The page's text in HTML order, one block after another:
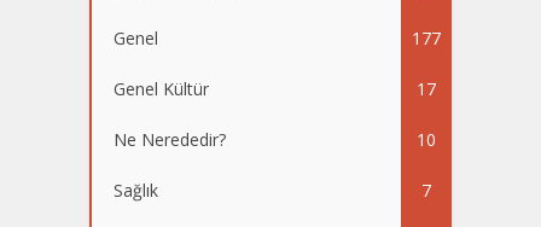
Genel 177
Genel Kültür 17
Ne Nerededir? 10
Sağlık 7